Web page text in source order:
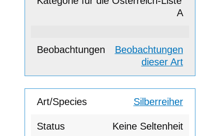
A
Beobachtungen
dieser Art
Silberreiher
Keine Seltenheit